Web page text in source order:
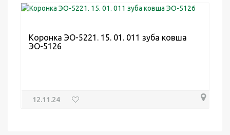
Коронка ЭО-5221. 15. 01. 011 зуба ковша
ЭО-5126
12.11.24